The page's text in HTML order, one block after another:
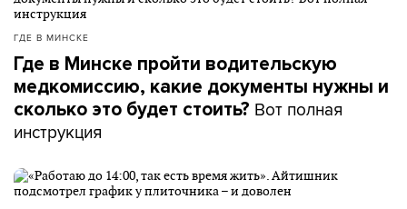
ГДЕ В МИНСКЕ
Где в Минске пройти водительскую
медкомиссию, какие документы нужны и
сколько это будет стоить? Вот полная
инструкция